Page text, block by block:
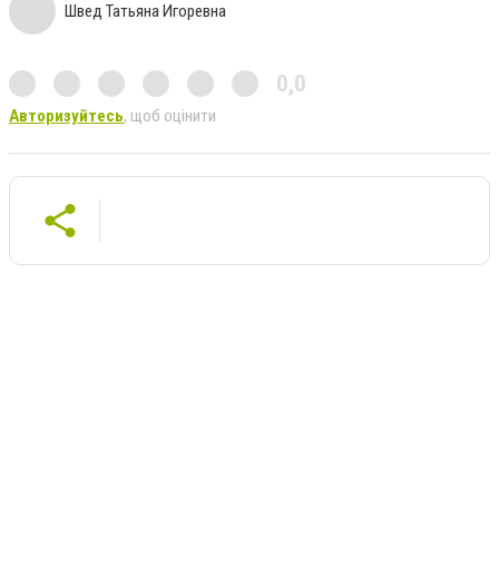
Швед Татьяна Игоревна
0,0
Авторизуйтесь, щоб оцінити